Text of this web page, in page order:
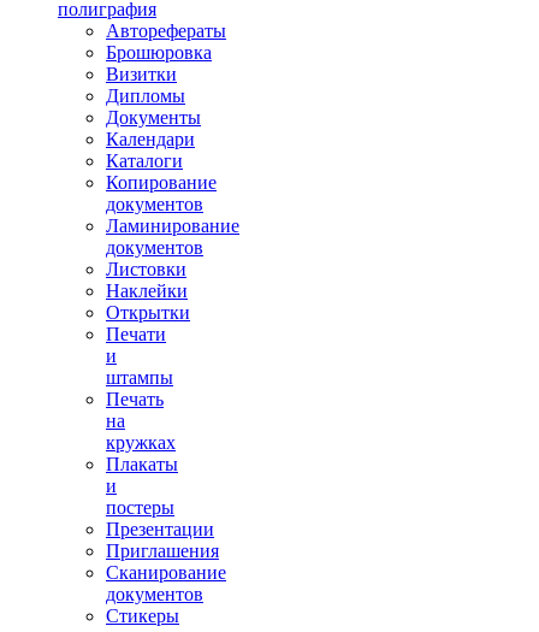
полиграфия
Авторефераты
Брошюровка
Визитки
Дипломы
Документы
Календари
Каталоги
Копирование
документов
Ламинирование
документов
Листовки
Наклейки
Открытки
Печати
и
штампы
Печать
на
кружках
Плакаты
и
постеры
Презентации
Приглашения
Сканирование
документов
Стикеры